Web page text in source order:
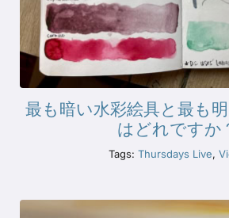
最も暗い水彩絵具と最も
はどれですか
Tags: Thursdays Live,